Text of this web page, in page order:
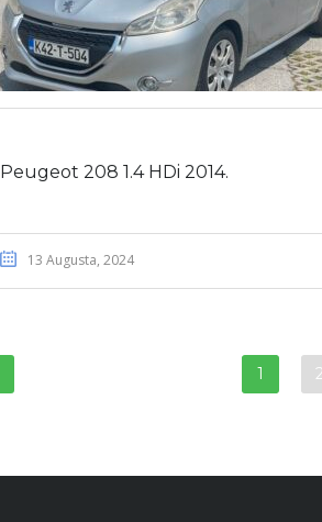
Peugeot 208 1.4 HDi 2014.
13 Augusta, 2024
1 2